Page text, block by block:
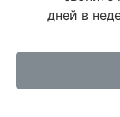
дней в